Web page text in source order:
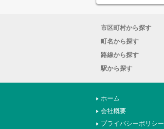
市区町村から探す
町名から探す
路線から探す
駅から探す
ホーム
会社概要
プライバシーポリシー